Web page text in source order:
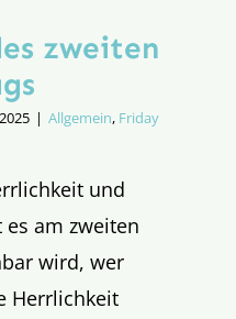
zweiten
| Allgemein, Friday
und
am zweiten
wird, wer
Herrlichkeit